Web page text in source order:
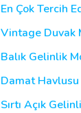
En Çok Tercih
Vintage Duvak
Balık Gelinlik
Damat Havlusu
Sırtı Açık